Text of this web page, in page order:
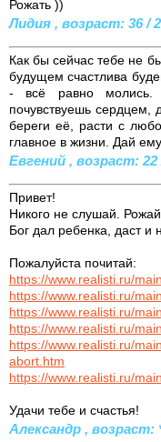
Рожать ))
Лидия , возраст: 36 /
Как бы сейчас тебе не
будущем счастлива
- всё равно
почувствуешь сердцем,
береги её, расти с
главное в жизни. Дай
Евгений , возраст: 22
Привет!
Никого не слушай. Рожай
Бог дал ребенка, даст и
Пожалуйста почитай:
https://www.realisti.ru/
https://www.realisti.ru/
https://www.realisti.ru/
https://www.realisti.ru/
https://www.realisti.ru/
abort.htm
https://www.realisti.ru/
Удачи тебе и счастья!
Александр , возраст: